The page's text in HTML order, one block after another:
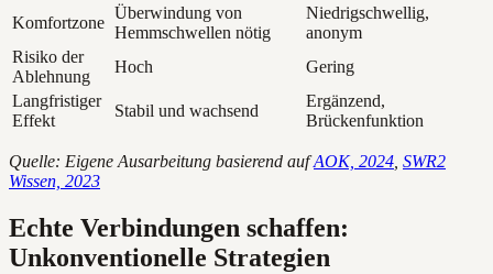
Komfortzone
Überwindung von
Hemmschwellen nötig
Niedrigschwellig,
anonym
Risiko der
Ablehnung
Hoch
Gering
Langfristiger
Effekt
Stabil und wachsend
Ergänzend,
Brückenfunktion
Quelle: Eigene Ausarbeitung basierend aufAOK, 2024 SWR2
Wissen, 2023
Echte Verbindungen schaffen:
Unkonventionelle Strategien